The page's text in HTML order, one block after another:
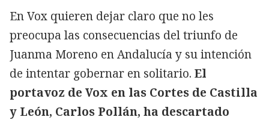
En Vox quieren dejar claro que no les
preocupa las consecuencias del triunfo de
Juanma Moreno en Andalucía y su intención
de intentar gobernar en solitario. El
portavoz de Vox en las Cortes de Castilla
y León, Carlos Pollán, ha descartado